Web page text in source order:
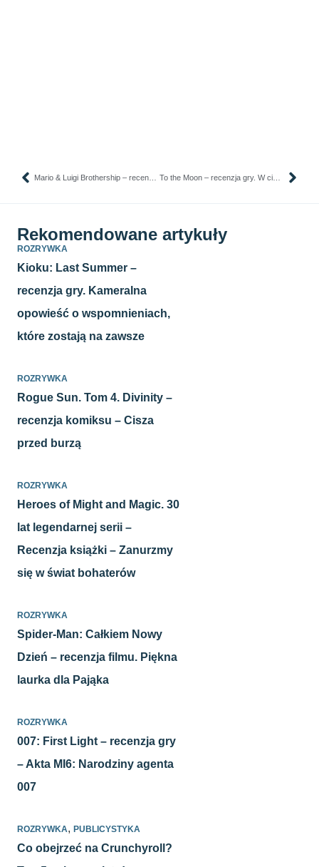
Mario & Luigi Brothership – recenzja gry. Braterska więź i siła! To the Moon – recenzja gry. W ciemnym domu, po kryjomu, ocieramy łzy
Rekomendowane artykuły
ROZRYWKA
Kioku: Last Summer –
recenzja gry. Kameralna
opowieść o wspomnieniach,
które zostają na zawsze
ROZRYWKA
Rogue Sun. Tom 4. Divinity –
recenzja komiksu – Cisza
przed burzą
ROZRYWKA
Heroes of Might and Magic. 30
lat legendarnej serii –
Recenzja książki – Zanurzmy
się w świat bohaterów
ROZRYWKA
Spider-Man: Całkiem Nowy
Dzień – recenzja filmu. Piękna
laurka dla Pająka
ROZRYWKA
007: First Light – recenzja gry
– Akta MI6: Narodziny agenta
007
ROZRYWKA, PUBLICYSTYKA
Co obejrzeć na Crunchyroll?